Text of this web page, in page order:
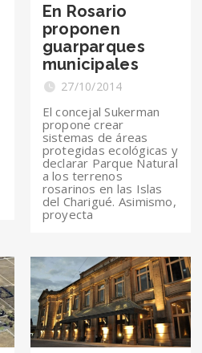
En Rosario
proponen
guarparques
municipales
27/10/2014
El concejal Sukerman
propone crear
sistemas de áreas
protegidas ecológicas y
declarar Parque Natural
a los terrenos
rosarinos en las Islas
del Charigué. Asimismo,
proyecta